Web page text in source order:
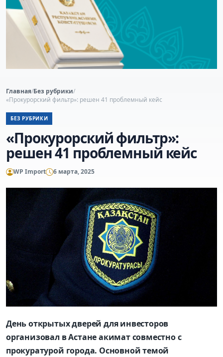
Главная/Без рубрики/
«Прокурорский фильтр»: решен 41 проблемный кейс
БЕЗ РУБРИКИ
«Прокурорский фильтр»:
решен 41 проблемный кейс
WP Import 6 марта, 2025
День открытых дверей для инвесторов
организовал в Астане акимат совместно с
прокуратурой города. Основной темой